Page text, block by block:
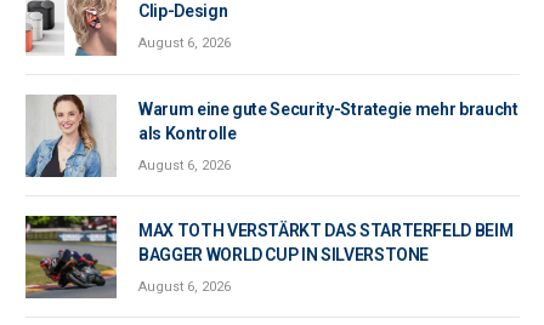
Clip-Design
August 6, 2026
Warum eine gute Security-Strategie mehr braucht
als Kontrolle
August 6, 2026
MAX TOTH VERSTÄRKT DAS STARTERFELD BEIM
BAGGER WORLD CUP IN SILVERSTONE
August 6, 2026